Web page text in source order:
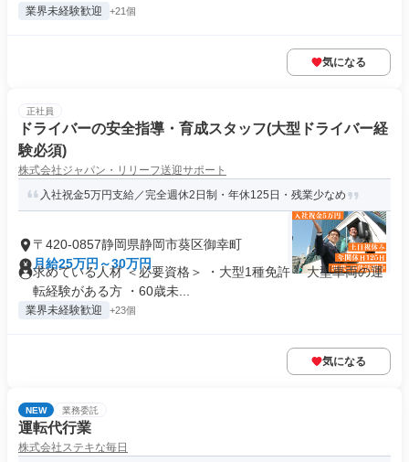
業界未経験歓迎 +21個
気になる
正社員
ドライバーの安全指導・育成スタッフ(大型ドライバー経
験必須)
株式会社ジャパン・リリーフ送迎サポート
入社祝金5万円支給／完全週休2日制・年休125日・残業少なめ
〒420-0857静岡県静岡市葵区御幸町
月給25万円～30万円
求めている人材 ＜必要資格＞ ・大型1種免許 ・大型車両の運
転経験がある方 ・60歳未...
業界未経験歓迎 +23個
気になる
NEW 業務委託
運転代行業
株式会社ステキな毎日